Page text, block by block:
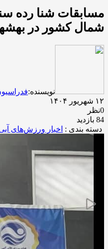
شمال کشور در
نویسنده:
۱۲ شهریور ۱۴۰۴
0نظر
84 بازدید
دسته بندی : اخبار ورزش‌های